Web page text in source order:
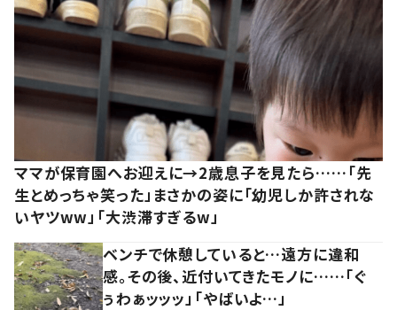
ママが保育園へお迎えに→2歳息子を見たら……「先
生とめっちゃ笑った」まさかの姿に「幼児しか許されな
いヤツww」「大渋滞すぎるw」
ベンチで休憩していると…遠方に違和
感。その後、近付いてきたモノに……「ぐ
ぅわぁッッッ」「やばいよ…」